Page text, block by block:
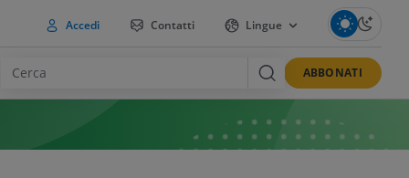
Accedi Contatti Lingue
ABBONATI